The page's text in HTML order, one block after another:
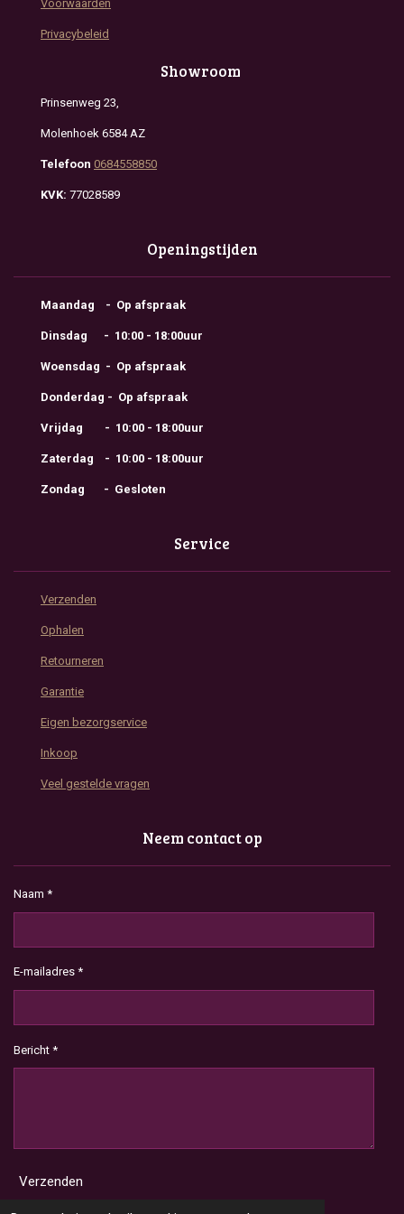
Voorwaarden
Privacybeleid
Showroom
Prinsenweg 23,
Molenhoek 6584 AZ
Telefoon 0684558850
KVK: 77028589
Openingstijden
Maandag - Op afspraak
Dinsdag - 10:00 - 18:00uur
Woensdag - Op afspraak
Donderdag - Op afspraak
Vrijdag - 10:00 - 18:00uur
Zaterdag - 10:00 - 18:00uur
Zondag - Gesloten
Service
Verzenden
Ophalen
Retourneren
Garantie
Eigen bezorgservice
Inkoop
Veel gestelde vragen
Neem contact op
Naam *
E-mailadres *
Bericht *
Verzenden